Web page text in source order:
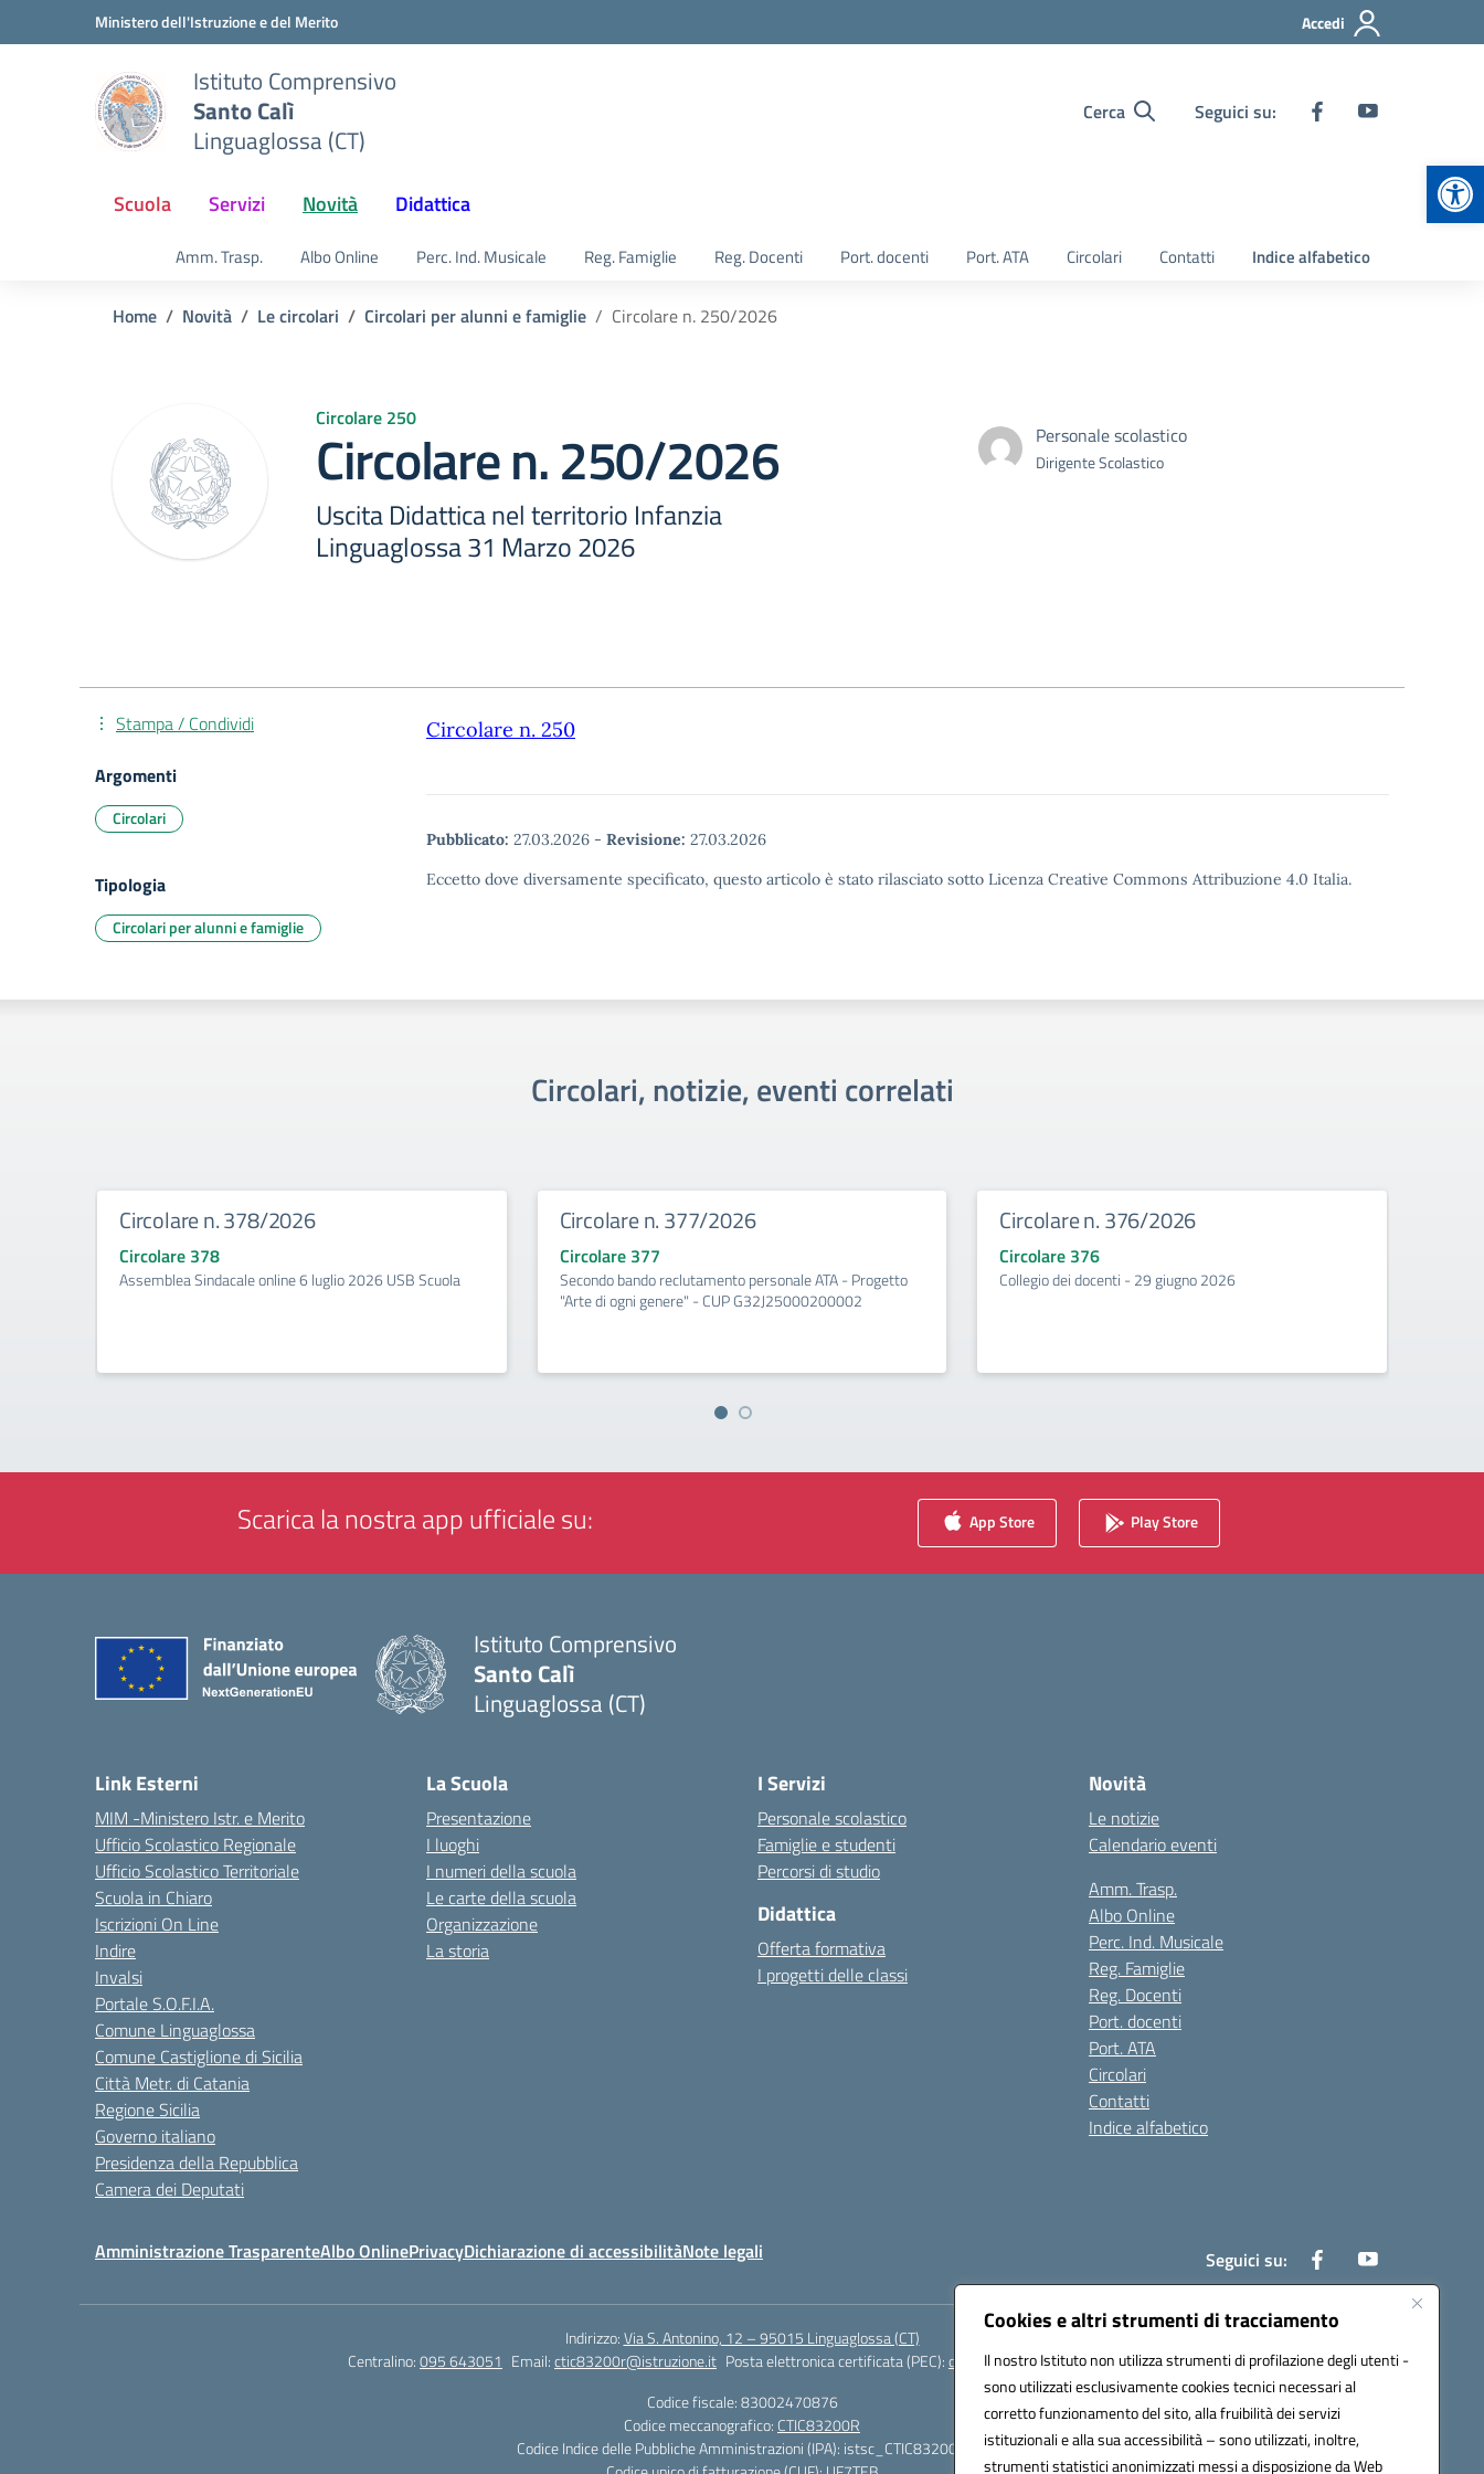
Cookies e altri strumenti di tracciamento
Il nostro Istituto non utilizza strumenti di profilazione degli utenti -
sono utilizzati esclusivamente cookies tecnici necessari al
corretto funzionamento del sito, alla fruibilità dei servizi
istituzionali e alla sua accessibilità – sono utilizzati, inoltre,
strumenti statistici anonimizzati messi a disposizione da Web
Vai ai contenuti
Vai al menu di navigazioneMinistero dell'Istruzione e del Merito Accedi
Istituto Comprensivo
Santo Calì
Linguaglossa (CT)
Cerca Seguici su:
Scuola Servizi Novità Didattica
Amm. Trasp. Albo Online Perc. Ind. Musicale Reg. Famiglie Reg. Docenti Port. docenti Port. ATA Circolari Contatti Indice alfabetico
Home Novità Le circolari Circolari per alunni e famiglie Circolare n. 250/2026
Circolare 250
Circolare n. 250/2026
Uscita Didattica nel territorio Infanzia
Linguaglossa 31 Marzo 2026
Personale scolastico
Dirigente Scolastico
Circolare n. 250
Pubblicato: 27.03.2026 - Revisione: 27.03.2026
Eccetto dove diversamente specificato, questo articolo è stato rilasciato sotto Licenza Creative Commons Attribuzione 4.0 Italia.
Stampa / Condividi
Argomenti
Circolari
Tipologia
Circolari per alunni e famiglie
Circolari, notizie, eventi correlati
Circolare n. 378/2026
Circolare 378
Assemblea Sindacale online 6 luglio 2026 USB Scuola
Circolare n. 377/2026
Circolare 377
Secondo bando reclutamento personale ATA - Progetto
"Arte di ogni genere" - CUP G32J25000200002
Circolare n. 376/2026
Circolare 376
Collegio dei docenti - 29 giugno 2026
Scarica la nostra app ufficiale su: App Store Play Store
Istituto Comprensivo
Santo Calì
Linguaglossa (CT)
Link Esterni
MIM -Ministero Istr. e Merito
Ufficio Scolastico Regionale
Ufficio Scolastico Territoriale
Scuola in Chiaro
Iscrizioni On Line
Indire
Invalsi
Portale S.O.F.I.A.
Comune Linguaglossa
Comune Castiglione di Sicilia
Città Metr. di Catania
Regione Sicilia
Governo italiano
Presidenza della Repubblica
Camera dei Deputati
La Scuola
Presentazione
I luoghi
I numeri della scuola
Le carte della scuola
Organizzazione
La storia
I Servizi
Personale scolastico
Famiglie e studenti
Percorsi di studio
Didattica
Offerta formativa
I progetti delle classi
Novità
Le notizie
Calendario eventi
Amm. Trasp.
Albo Online
Perc. Ind. Musicale
Reg. Famiglie
Reg. Docenti
Port. docenti
Port. ATA
Circolari
Contatti
Indice alfabetico
Amministrazione TrasparenteAlbo OnlinePrivacyDichiarazione di accessibilitàNote legali Seguici su:
Indirizzo:Via S. Antonino, 12 – 95015 Linguaglossa (CT)
Centralino:095 643051 Email:ctic83200r@istruzione.it Posta elettronica certificata (PEC):ctic83200r@pec.istruzione.it
Codice fiscale: 83002470876
Codice meccanografico: CTIC83200R
Codice Indice delle Pubbliche Amministrazioni (IPA): istsc_CTIC83200R